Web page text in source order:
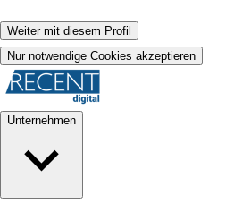
Weiter mit diesem Profil
Nur notwendige Cookies akzeptieren
Unternehmen